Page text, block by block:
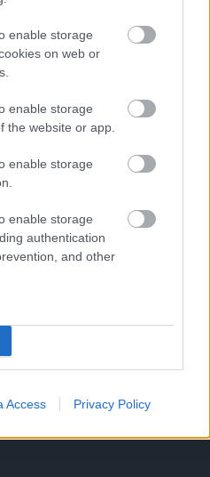
enable storage
on web or
enable storage
the website or app.
enable storage
enable storage
authentication
and other
Access Privacy Policy
2026-08-15 18:00
működését!